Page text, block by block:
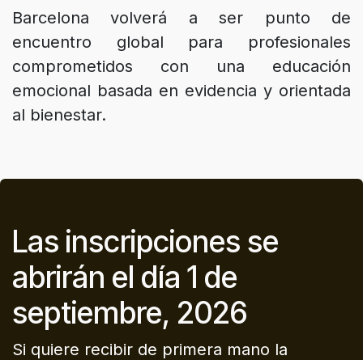
Barcelona volverá a ser punto de
encuentro global para profesionales
comprometidos con una educación
emocional basada en evidencia y orientada
al bienestar.
Las inscripciones se
abrirán el día 1 de
septiembre, 2026
Si quiere recibir de primera mano la